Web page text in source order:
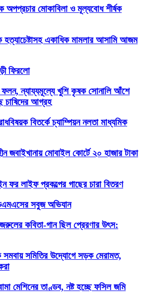
অপপ্রচার মোকাবিলা ও মূল্যবোধ শীর্ষক
হত্যাচেষ্টাসহ একাধিক মামলার আসামি আজম
ফিরলো
ফলন, ন্যায্যমূল্যে খুশি কৃষক সোনালি আঁশে
চাষিদের আগ্রহ
বিতর্কে চ্যাম্পিয়ন নলতা মাধ্যমিক
জবাইখানায় মোবাইল কোর্টে ২০ হাজার টাকা
ফর লাইফ প্রকল্পের গাছের চারা বিতরণ
সবুজ অভিযান
কবিতা-গান ছিল প্রেরণার উৎস:
সমবায় সমিতির উদ্যোগে সড়ক মেরামত,
মেশিনের তাণ্ডব, নষ্ট হচ্ছে ফসিল জমি